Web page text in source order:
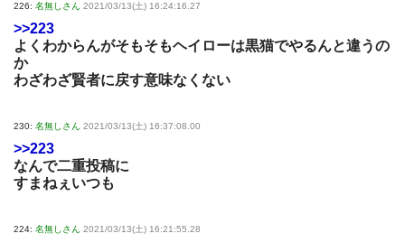
226: 名無しさん 2021/03/13(土) 16:24:16.27
>>223
よくわからんがそもそもヘイローは黒猫でやるんと違うの
か
わざわざ賢者に戻す意味なくない
230: 名無しさん 2021/03/13(土) 16:37:08.00
>>223
なんで二重投稿に
すまねぇいつも
224: 名無しさん 2021/03/13(土) 16:21:55.28